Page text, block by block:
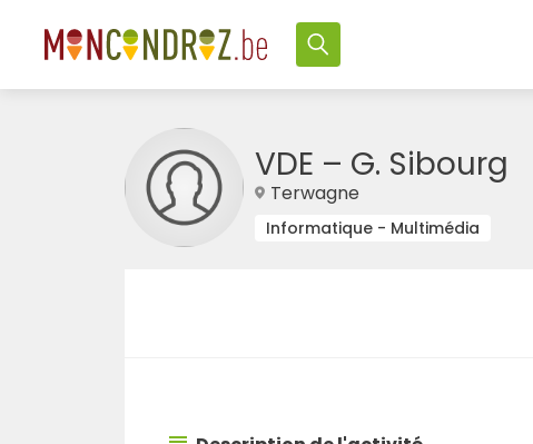
VDE – G. Sibourg
Terwagne
Informatique - Multimédia